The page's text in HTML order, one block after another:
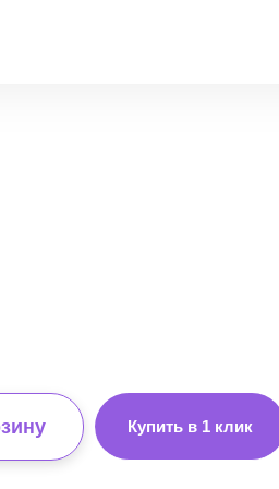
Купить в 1 клик